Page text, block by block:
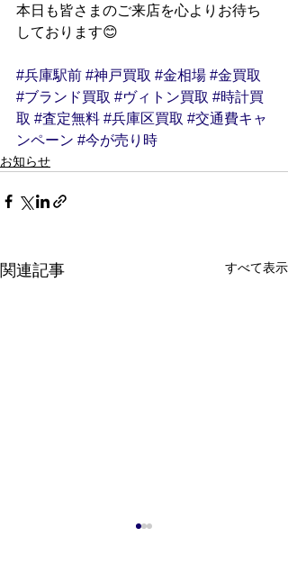
本日も皆さまのご来店を心よりお待ち
しております😊
#兵庫駅前 #神戸買取 #金相場 #金買取
#ブランド買取 #ヴィトン買取 #時計買
取 #査定無料 #兵庫区買取 #交通費キャ
ンペーン #今が売り時
お知らせ
関連記事 すべて表示